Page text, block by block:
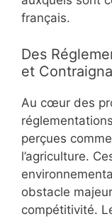
français.
Des
et
Au cœur des
perçues
l’agriculture.
obstacle
compétitivité.